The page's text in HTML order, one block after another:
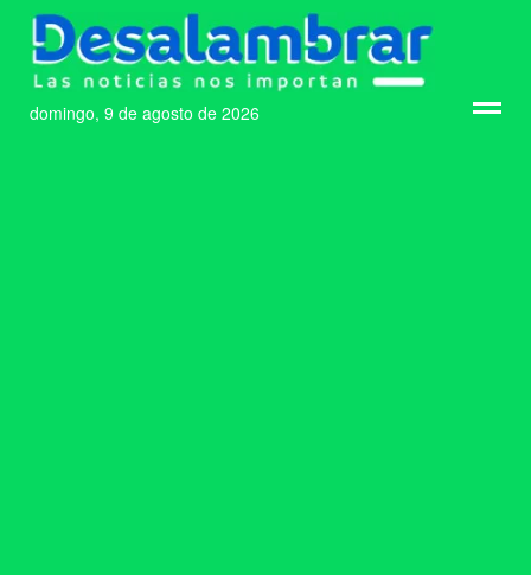
domingo, 9 de agosto de 2026